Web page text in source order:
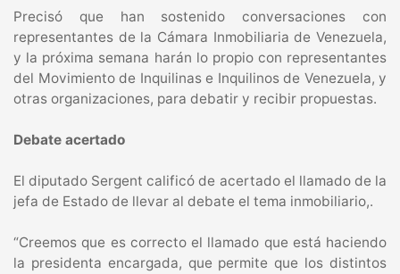
Precisó que han sostenido conversaciones con
representantes de la Cámara Inmobiliaria de Venezuela,
y la próxima semana harán lo propio con representantes
del Movimiento de Inquilinas e Inquilinos de Venezuela, y
otras organizaciones, para debatir y recibir propuestas.
Debate acertado
El diputado Sergent calificó de acertado el llamado de la
jefa de Estado de llevar al debate el tema inmobiliario,.
“Creemos que es correcto el llamado que está haciendo
la presidenta encargada, que permite que los distintos